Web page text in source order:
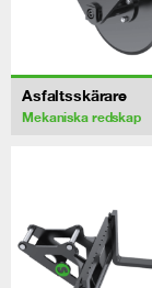
Asfaltsskärare
Mekaniska redskap